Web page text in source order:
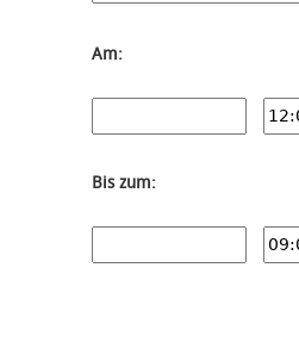
Am:
Bis zum: